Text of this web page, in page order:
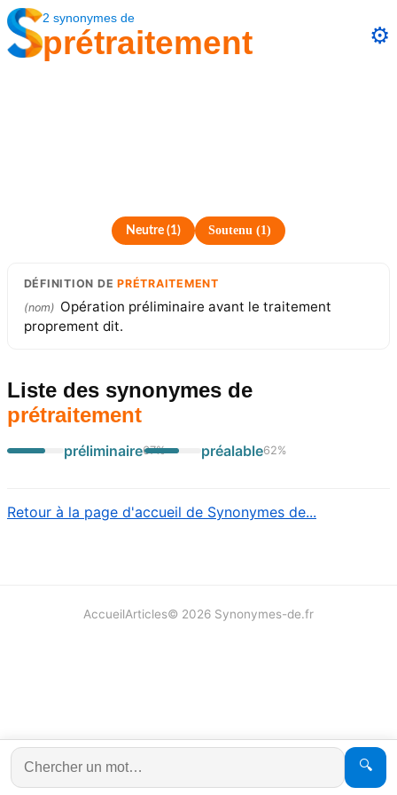
2 synonymes de
prétraitement ⚙️
Neutre(1) Soutenu (1)
DÉFINITION DEPRÉTRAITEMENT
(nom) Opération préliminaire avant le traitement
proprement dit.
Liste des synonymes de
prétraitement
préliminaire67% préalable62%
Retour à la page d'accueil de Synonymes de...
🔍
AccueilArticles© 2026 Synonymes-de.fr